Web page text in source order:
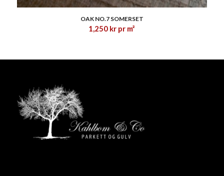
OAK NO.7 SOMERSET
1,250 kr pr m²